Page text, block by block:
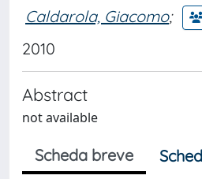
Caldarola, Giacomo;
2010
Abstract
not available
Scheda breve